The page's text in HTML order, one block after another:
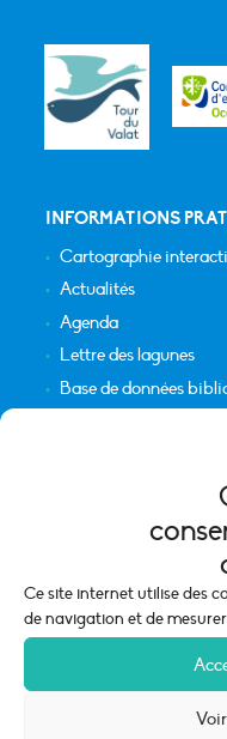
Ce site internet utilise des
de navigation et de
INFORMATIONS
Cartographie
Actualités
Agenda
Lettre des lagunes
Base de données
Mentions légales
Politique de cookies